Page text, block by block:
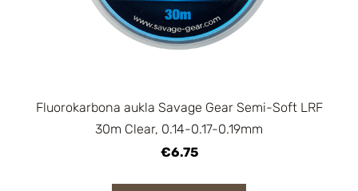
Fluorokarbona aukla Savage Gear Semi-Soft LRF
30m Clear, 0.14-0.17-0.19mm
€6.75